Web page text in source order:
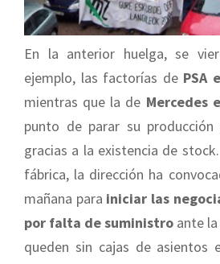
En la anterior huelga, se
ejemplo, las factorías de PSA
mientras que la de Mercedes
punto de parar su
gracias a la existencia de
fábrica, la dirección ha
mañana para iniciar las
por falta de suministro ante
queden sin cajas de asientos